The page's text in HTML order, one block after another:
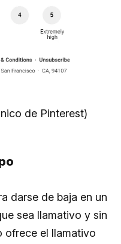
de Pinterest)
darse de baja en un
sea llamativo y sin
ofrece el llamativo